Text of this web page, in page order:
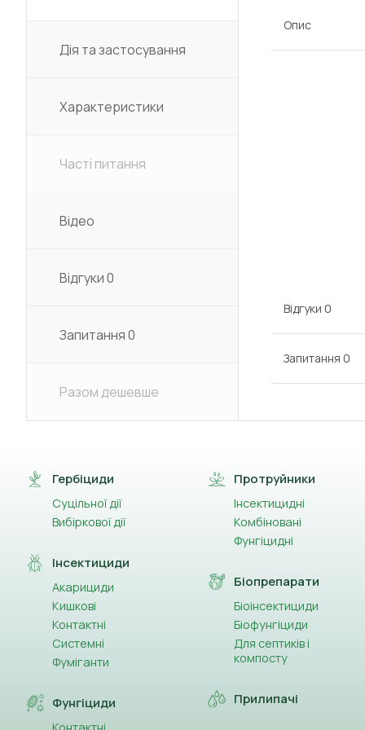
Дія та застосування
Характеристики
Часті питання
Відео
Відгуки0
Запитання0
Разом дешевше
Опис
Відгуки 0
Запитання 0
Гербіциди
Суцільної дії
Вибіркової дії
Інсектициди
Акарициди
Кишкові
Контактні
Системні
Фуміганти
Фунгіциди
Протруйники
Інсектицидні
Комбіновані
Фунгіцидні
Біопрепарати
Біоінсектициди
Біофунгіциди
Для септиків і
компосту
Прилипачі